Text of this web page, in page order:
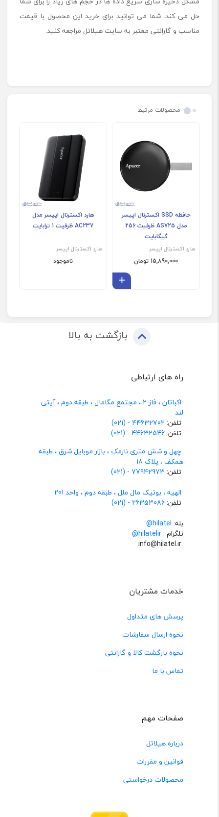
حل می کند. شما می توانید برای خرید این محصول با قیمت
مناسب و گارانتی معتبر به سایت هیلاتل مراجعه کنید.
محصولات مرتبط
حافظه SSD اکسترنال اپیسر
مدل AS725 ظرفیت 256
گیگابایت
هارد اکسترنال اپیسر
15,890,000 تومان
هارد اکسترنال اپیسر مدل
AC237 ظرفیت 1 ترابایت
هارد اکسترنال اپیسر
ناموجود
بازگشت به بالا
راه های ارتباطی
اکباتان ، فاز 2 ، مجتمع مگامال ، طبقه دوم ، آیتی
لند
تلفن: 44632702 - (021)
تلفن:44632546 - (021)
چهل و شش متری نارمک ، بازار موبایل شرق ، طبقه
همکف ، پلاک 18
تلفن: 77942973 - (021)
الهیه ، بوتیک مال ملل ، طبقه دوم ، واحد 201
تلفن:26353086 - (021)
بله: hilatel@
تلگرام :@hilatelir
خدمات مشتریان
پرسش های متداول
نحوه ارسال سفارشات
نحوه بازگشت کالا و گارانتی
تماس با ما
صفحات مهم
درباره هیلاتل
قوانین و مقررات
محصولات درخواستی